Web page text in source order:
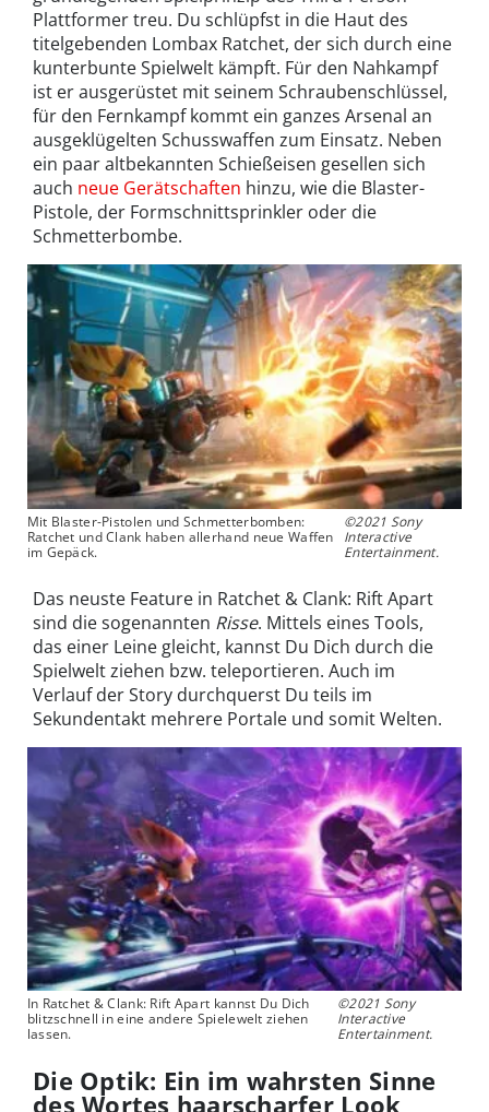
Plattformer treu. Du schlüpfst in die Haut des
titelgebenden Lombax Ratchet, der sich durch eine
kunterbunte Spielwelt kämpft. Für den Nahkampf
ist er ausgerüstet mit seinem Schraubenschlüssel,
für den Fernkampf kommt ein ganzes Arsenal an
ausgeklügelten Schusswaffen zum Einsatz. Neben
ein paar altbekannten Schießeisen gesellen sich
auch neue Gerätschaften hinzu, wie die Blaster-
Pistole, der Formschnittsprinkler oder die
Schmetterbombe.
Mit Blaster-Pistolen und Schmetterbomben:
Ratchet und Clank haben allerhand neue Waffen
im Gepäck.
©2021 Sony
Interactive
Entertainment.
Das neuste Feature in Ratchet & Clank: Rift Apart
sind die sogenannten Risse. Mittels eines Tools,
das einer Leine gleicht, kannst Du Dich durch die
Spielwelt ziehen bzw. teleportieren. Auch im
Verlauf der Story durchquerst Du teils im
Sekundentakt mehrere Portale und somit Welten.
In Ratchet & Clank: Rift Apart kannst Du Dich
blitzschnell in eine andere Spielewelt ziehen
lassen.
©2021 Sony
Interactive
Entertainment.
Die Optik: Ein im wahrsten Sinne
des Wortes haarscharfer Look